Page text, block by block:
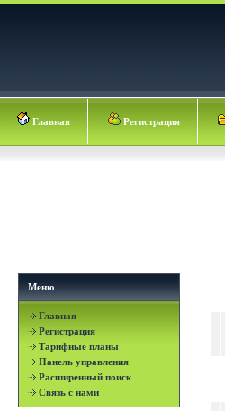
Главная Регистрация
Меню
Главная
Регистрация
Тарифные планы
Панель управления
Расширенный поиск
Связь с нами